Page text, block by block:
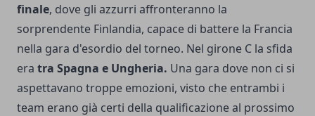
finale, dove gli azzurri affronteranno la
sorprendente Finlandia, capace di battere la Francia
nella gara d'esordio del torneo. Nel girone C la sfida
era tra Spagna e Ungheria. Una gara dove non ci si
aspettavano troppe emozioni, visto che entrambi i
team erano già certi della qualificazione al prossimo